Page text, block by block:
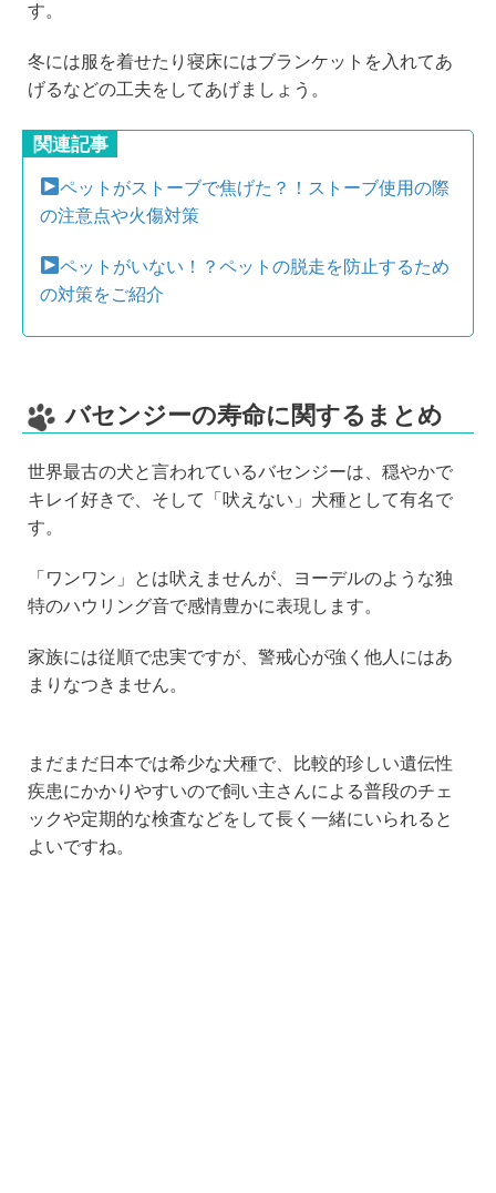
す。
冬には服を着せたり寝床にはブランケットを入れてあ
げるなどの工夫をしてあげましょう。
関連記事
ペットがストーブで焦げた？！ストーブ使用の際
の注意点や火傷対策
ペットがいない！？ペットの脱走を防止するため
の対策をご紹介
バセンジーの寿命に関するまとめ
世界最古の犬と言われているバセンジーは、穏やかで
キレイ好きで、そして「吠えない」犬種として有名で
す。
「ワンワン」とは吠えませんが、ヨーデルのような独
特のハウリング音で感情豊かに表現します。
家族には従順で忠実ですが、警戒心が強く他人にはあ
まりなつきません。
まだまだ日本では希少な犬種で、比較的珍しい遺伝性
疾患にかかりやすいので飼い主さんによる普段のチェ
ックや定期的な検査などをして長く一緒にいられると
よいですね。